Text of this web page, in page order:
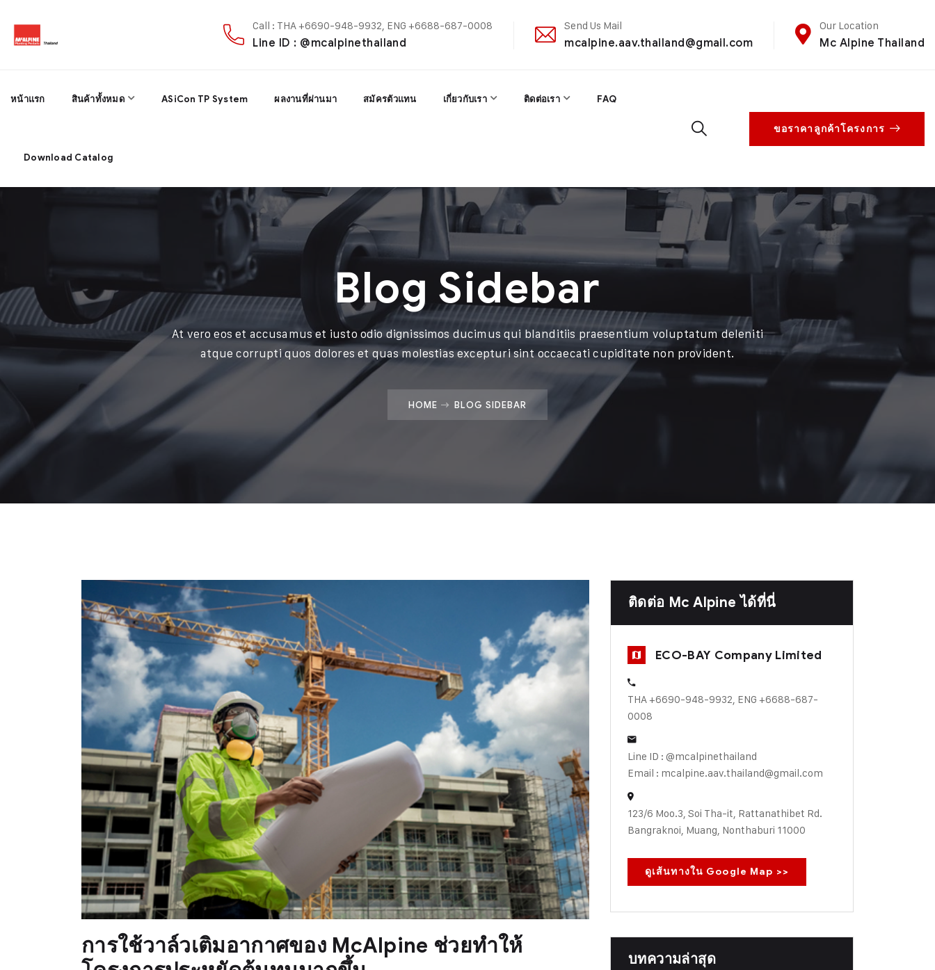
Call : THA +6690-948-9932, ENG +6688-687-0008
Line ID : @mcalpinethailand
Send Us Mail
mcalpine.aav.thailand@gmail.com
Our Location
Mc Alpine Thailand
หน้าแรก สินค้าทั้งหมด ASiCon TP System ผลงานที่ผ่านมา สมัครตัวแทน เกี่ยวกับเรา ติดต่อเรา FAQ
Download Catalog
ขอราคาลูกค้าโครงการ
Blog Sidebar
At vero eos et accusamus et iusto odio dignissimos ducimus qui blanditiis praesentium voluptatum deleniti
atque corrupti quos dolores et quas molestias excepturi sint occaecati cupiditate non provident.
HOME BLOG SIDEBAR
การใช้วาล์วเติมอากาศของ McAlpine ช่วยทำให้
ติดต่อ Mc Alpine ได้ที่นี่
ECO-BAY Company Limited
THA +6690-948-9932, ENG +6688-687-
0008
Line ID : @mcalpinethailand
Email : mcalpine.aav.thailand@gmail.com
123/6 Moo.3, Soi Tha-it, Rattanathibet Rd.
Bangraknoi, Muang, Nonthaburi 11000
ดูเส้นทางใน Google Map >>
บทความล่าสุด